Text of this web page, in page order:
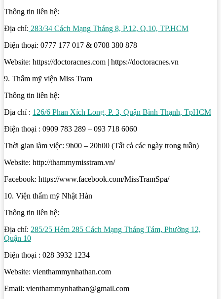
Thông tin liên hệ:
Địa chỉ: 283/34 Cách Mạng Tháng 8, P.12, Q.10, TP.HCM
Điện thoại: 0777 177 017 & 0708 380 878
Website: https://doctoracnes.com | https://doctoracnes.vn
9. Thẩm mỹ viện Miss Tram
Thông tin liên hệ:
Địa chỉ : 126/6 Phan Xích Long, P. 3, Quận Bình Thạnh, TpHCM
Điện thoại : 0909 783 289 – 093 718 6060
Thời gian làm việc: 9h00 – 20h00 (Tất cả các ngày trong tuần)
Website: http://thammymisstram.vn/
Facebook: https://www.facebook.com/MissTramSpa/
10. Viện thẩm mỹ Nhật Hàn
Thông tin liên hệ:
Địa chỉ: 285/25 Hẻm 285 Cách Mạng Tháng Tám, Phường 12,
Quận 10
Điện thoại : 028 3932 1234
Website: vienthammynhathan.com
Email: vienthammynhathan@gmail.com